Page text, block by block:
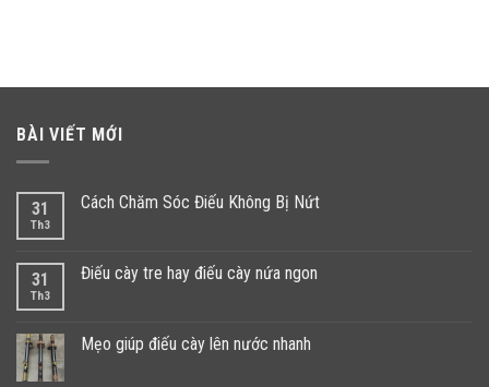
BÀI VIẾT MỚI
31
Th3
Cách Chăm Sóc Điếu Không Bị Nứt
31
Th3
Điếu cày tre hay điếu cày nứa ngon
Mẹo giúp điếu cày lên nước nhanh